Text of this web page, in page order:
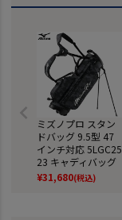
ミズノプロ スタン
ドバッグ 9.5型 47
インチ対応 5LGC25
23 キャディバッグ
2025年モデル ゴル
フ mizuno 日本正
¥31,680(税込)